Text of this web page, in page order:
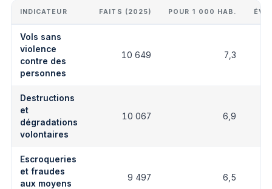
INDICATEUR FAITS (2025) POUR 1 000 HAB.
Vols sans
violence
contre des
personnes
10 649 7,3
Destructions
et
dégradations
volontaires
10 067 6,9
Escroqueries
et fraudes
aux moyens
9 497 6,5